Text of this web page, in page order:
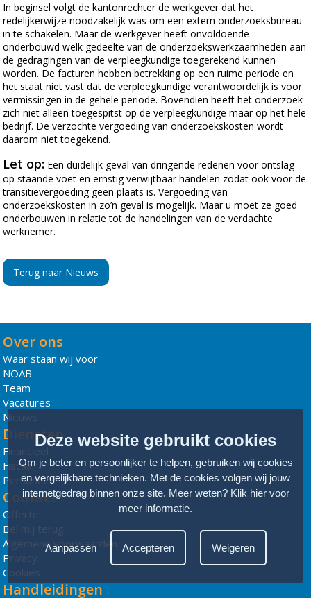
In beginsel volgt de kantonrechter de werkgever dat het
redelijkerwijze noodzakelijk was om een extern onderzoeksbureau
in te schakelen. Maar de werkgever heeft onvoldoende
onderbouwd welk gedeelte van de onderzoekswerkzaamheden aan
de gedragingen van de verpleegkundige toegerekend kunnen
worden. De facturen hebben betrekking op een ruime periode en
het staat niet vast dat de verpleegkundige verantwoordelijk is voor
vermissingen in de gehele periode. Bovendien heeft het onderzoek
zich niet alleen toegespitst op de verpleegkundige maar op het hele
bedrijf. De verzochte vergoeding van onderzoekskosten wordt
daarom niet toegekend.
Let op: Een duidelijk geval van dringende redenen voor ontslag
op staande voet en ernstig verwijtbaar handelen zodat ook voor de
transitievergoeding geen plaats is. Vergoeding van
onderzoekskosten in zo’n geval is mogelijk. Maar u moet ze goed
onderbouwen in relatie tot de handelingen van de verdachte
werknemer.
Terug naar Nieuws
Over ons
Waar staan wij voor
NOAB
Team
Vacatures
Nieuws
Diensten
Financieel
Fiscaal
Personeel
Contact
Offerte
Bel mij terug
Algemene voorwaarden
Privacy
Cookies
Handleidingen
Deze website gebruikt cookies
Om je beter en persoonlijker te helpen, gebruiken wij cookies
en vergelijkbare technieken. Met de cookies volgen wij jouw
internetgedrag binnen onze site. Meer weten? Klik hier voor
meer informatie.
Aanpassen Accepteren Weigeren